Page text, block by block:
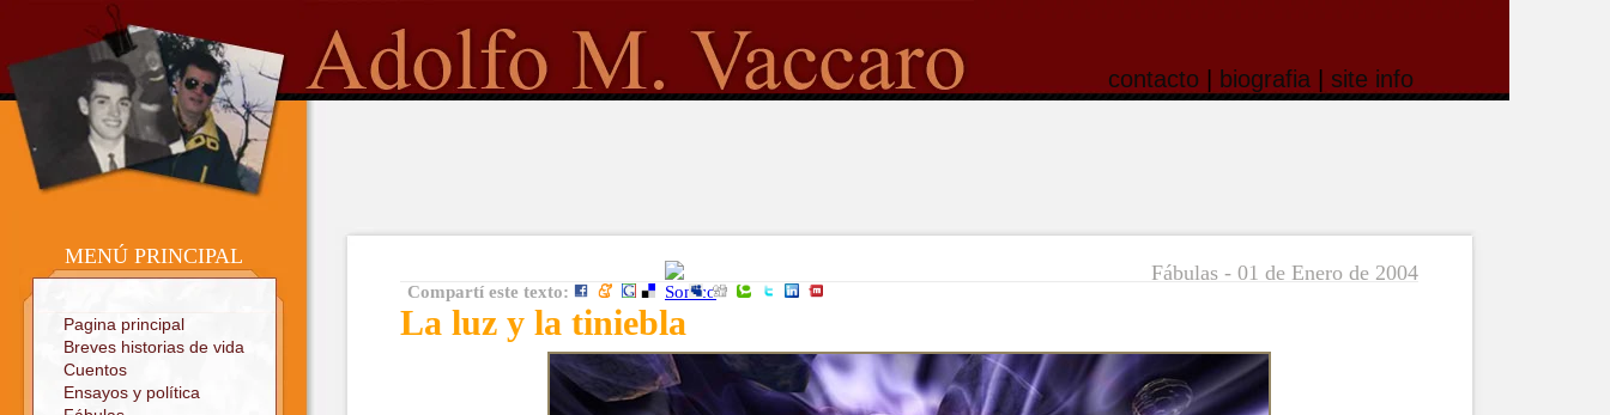
Sitio oficial
contacto biografia site info
MENÚ PRINCIPAL
Pagina principal
Breves historias de vida
Cuentos
Ensayos y política
Compartí este texto:
Fábulas - 01 de Enero de 2004
La luz y la tiniebla